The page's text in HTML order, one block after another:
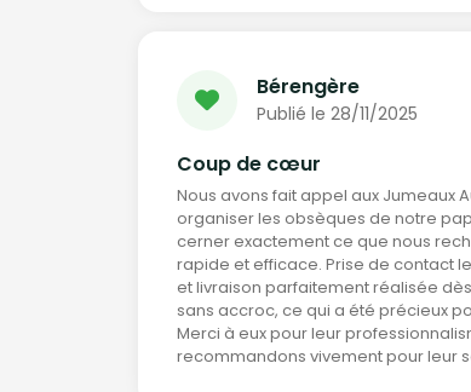
Bérengère
Publié le 28/11/2025
Coup de cœur
Nous avons fait appel aux Jumeaux
organiser les obsèques de notre
cerner exactement ce que nous
rapide et efficace. Prise de contact
et livraison parfaitement réalisée
sans accroc, ce qui a été précieux
Merci à eux pour leur
recommandons vivement pour leur